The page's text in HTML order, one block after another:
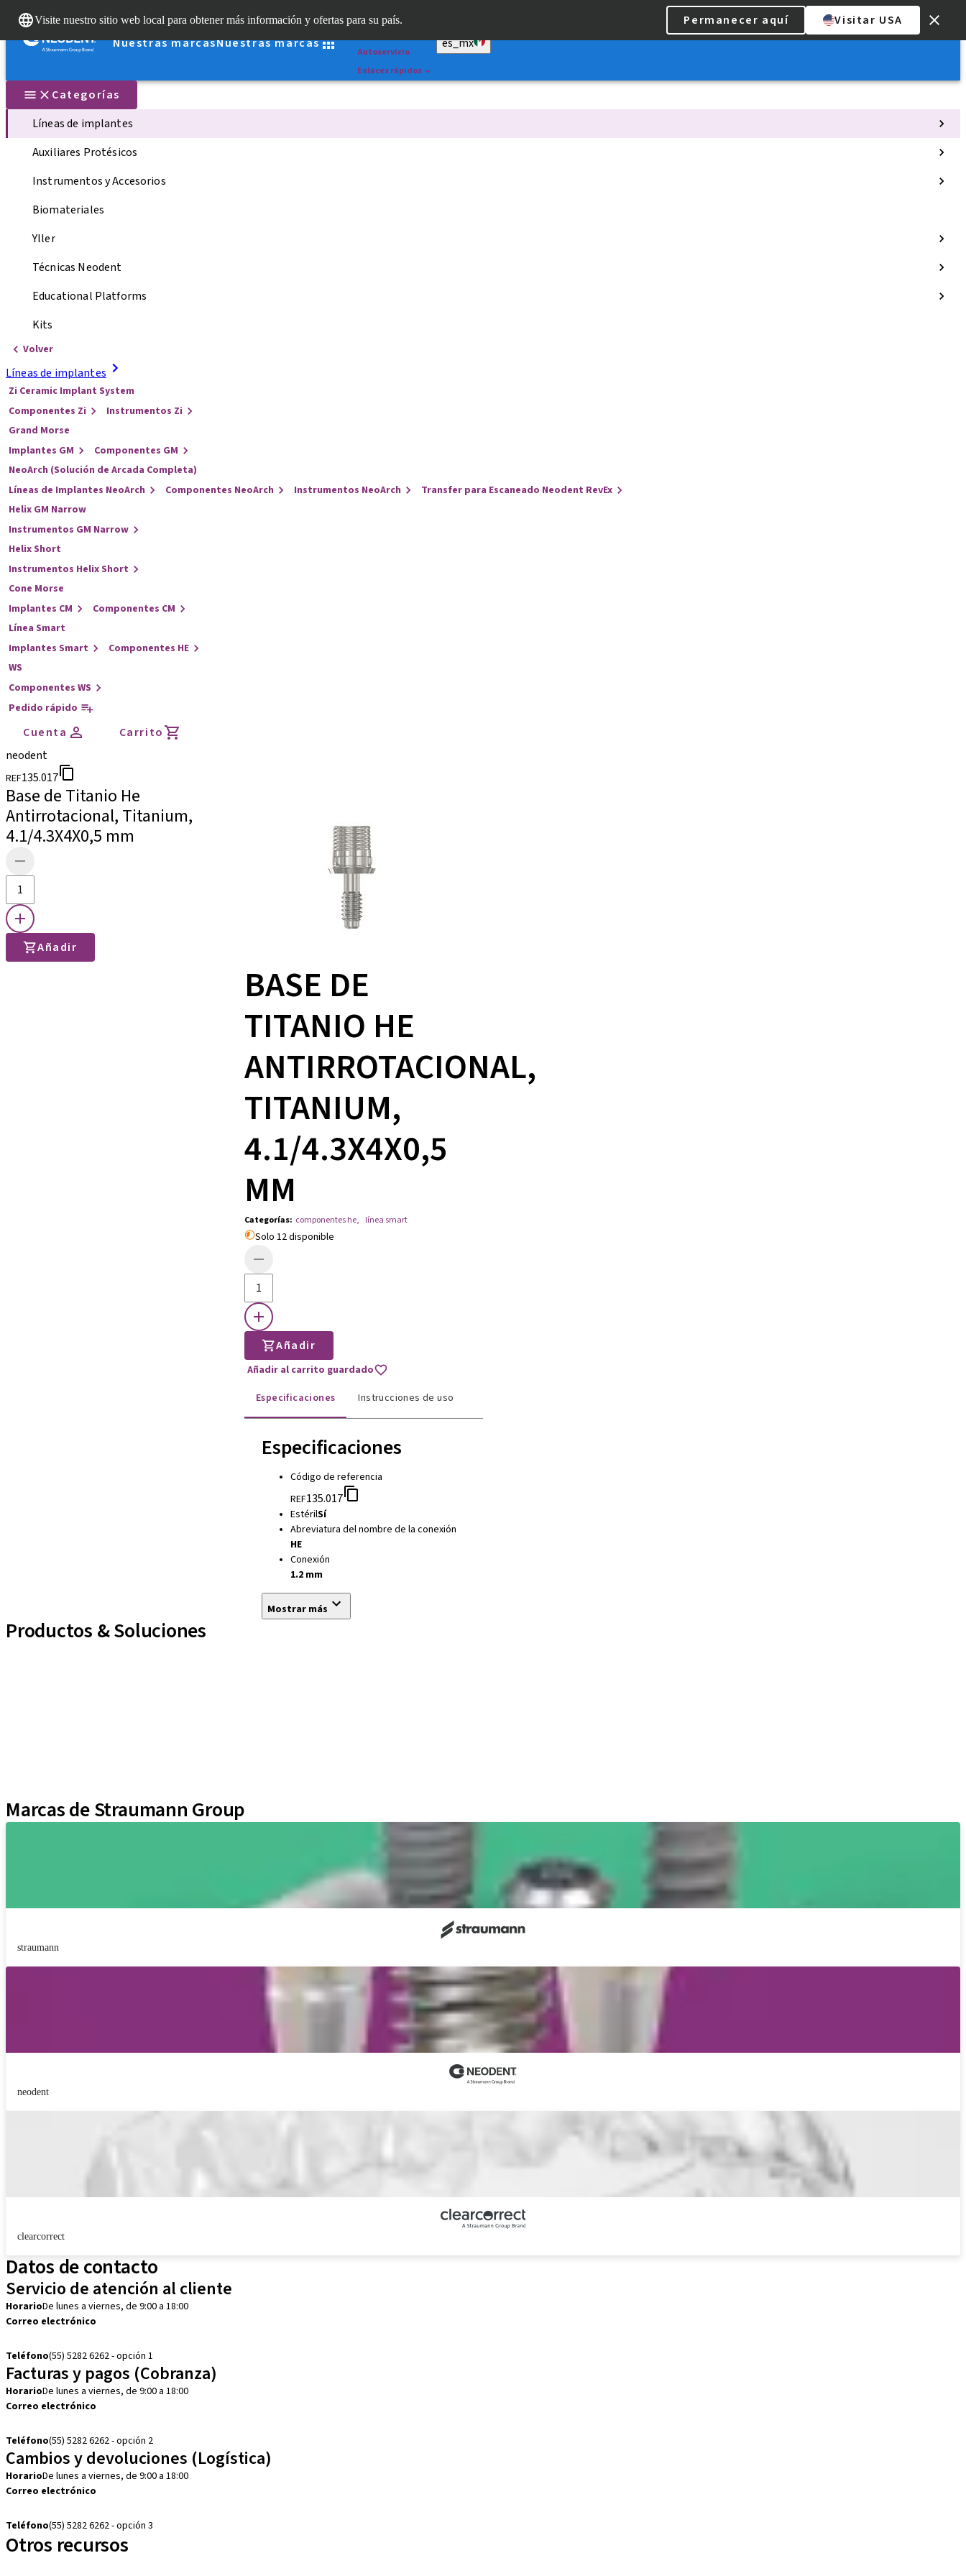
Visite nuestro sitio web local para obtener más información y ofertas para su país. Permanecer aquí
Visitar USA
Nuestras marcasNuestras marcas
Dr. Portal
Autoservicio
Enlaces rápidos
es_mx
Categorías
Líneas de implantes
Auxiliares Protésicos
Instrumentos y Accesorios
Biomateriales
Yller
Técnicas Neodent
Educational Platforms
Kits
Volver
Líneas de implantes
Zi Ceramic Implant System
Componentes Zi
Instrumentos Zi
Grand Morse
Implantes GM
Componentes GM
NeoArch (Solución de Arcada Completa)
Líneas de Implantes NeoArch
Componentes NeoArch Instrumentos NeoArch
Transfer para Escaneado Neodent RevEx
Helix GM Narrow
Instrumentos GM Narrow
Helix Short
Instrumentos Helix Short
Cone Morse
Implantes CM
Componentes CM
Línea Smart
Implantes Smart
Componentes HE
WS
Componentes WS
Pedido rápido
Cuenta
Carrito
neodent
REF135.017
Base de Titanio He
Antirrotacional, Titanium,
4.1/4.3X4X0,5 mm
Añadir
BASE DE
TITANIO HE
ANTIRROTACIONAL,
TITANIUM,
4.1/4.3X4X0,5
MM
Categorías: componentes he, línea smart
Solo 12 disponible
Añadir
Añadir al carrito guardado
Especificaciones
Instrucciones de uso
Especificaciones
Código de referencia
REF135.017
EstérilSí
Abreviatura del nombre de la conexión
HE
Conexión
1.2 mm
Mostrar más
Productos & Soluciones
Marcas de Straumann Group
straumann
neodent
clearcorrect
Datos de contacto
Servicio de atención al cliente
HorarioDe lunes a viernes, de 9:00 a 18:00
Correo electrónico
Teléfono(55) 5282 6262 - opción 1
Facturas y pagos (Cobranza)
HorarioDe lunes a viernes, de 9:00 a 18:00
Correo electrónico
Teléfono(55) 5282 6262 - opción 2
Cambios y devoluciones (Logística)
HorarioDe lunes a viernes, de 9:00 a 18:00
Correo electrónico
Teléfono(55) 5282 6262 - opción 3
Otros recursos